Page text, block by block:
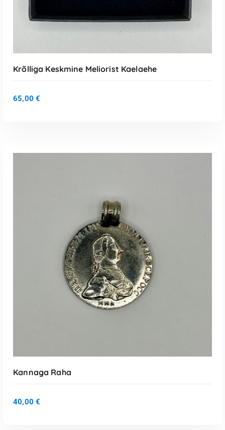
LISA KORVI
Krõlliga Keskmine Meliorist Kaelaehe
65,00 €
Kannaga Raha
40,00 €